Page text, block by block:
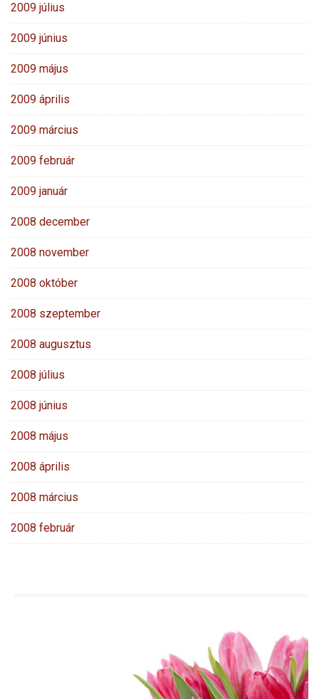
2009 július
2009 június
2009 május
2009 április
2009 március
2009 február
2009 január
2008 december
2008 november
2008 október
2008 szeptember
2008 augusztus
2008 július
2008 június
2008 május
2008 április
2008 március
2008 február